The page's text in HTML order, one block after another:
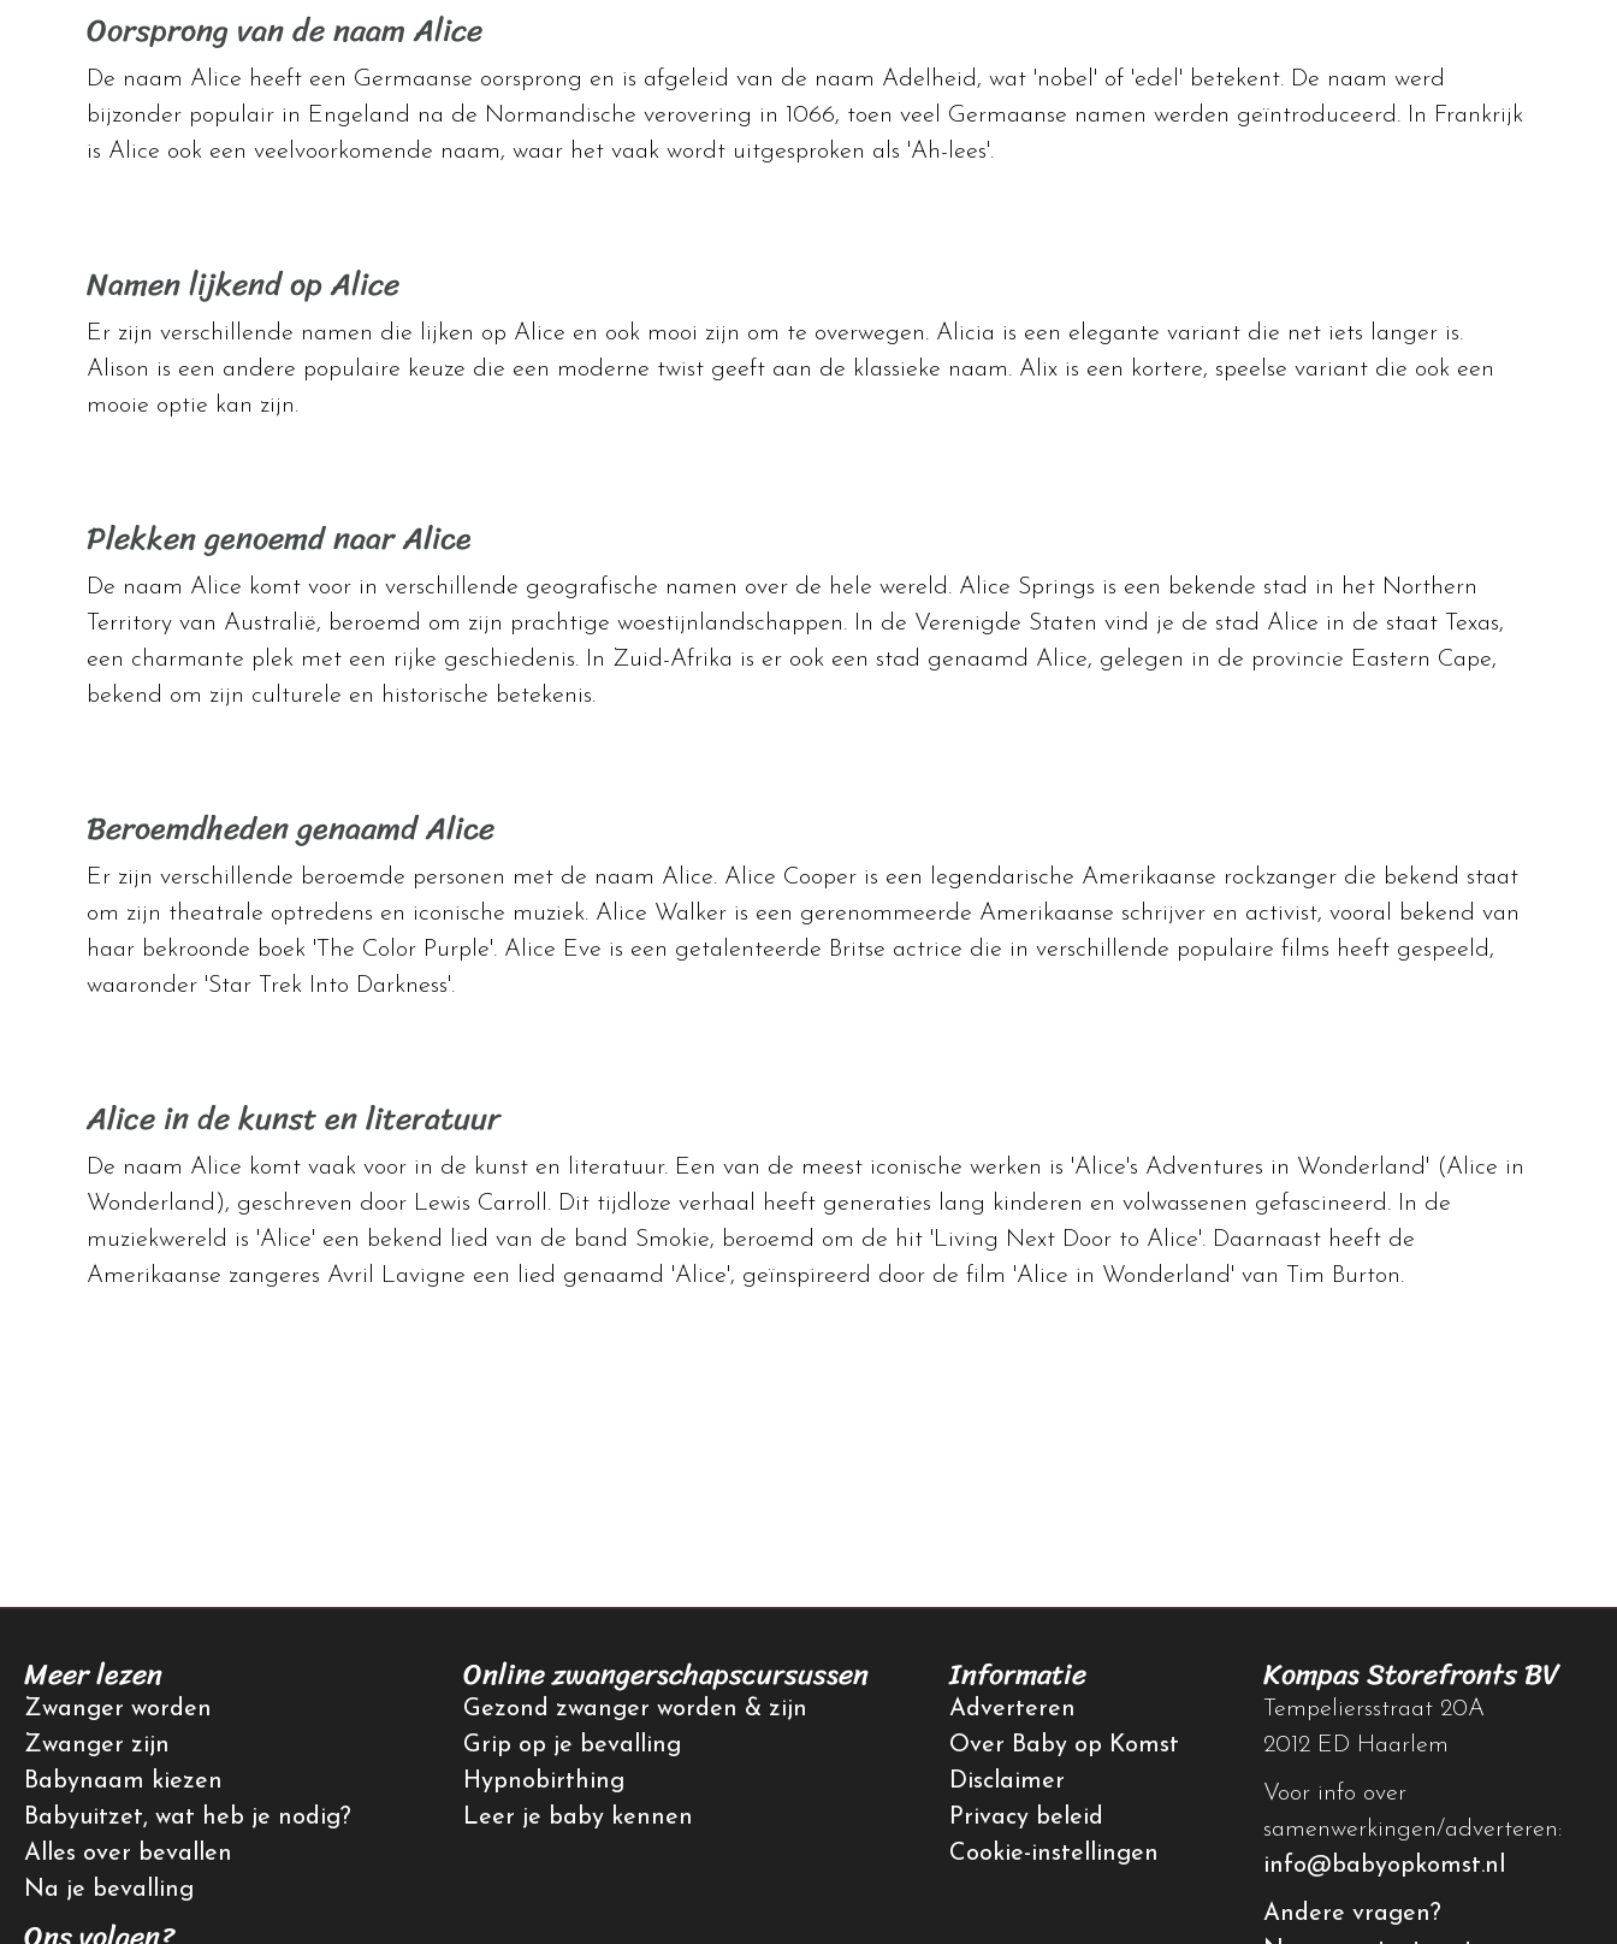
Oorsprong van de naam Alice
De naam Alice heeft een Germaanse oorsprong en is afgeleid van de naam Adelheid, wat 'nobel' of 'edel' betekent. De naam werd
bijzonder populair in Engeland na de Normandische verovering in 1066, toen veel Germaanse namen werden geïntroduceerd. In Frankrijk
is Alice ook een veelvoorkomende naam, waar het vaak wordt uitgesproken als 'Ah-lees'.
Namen lijkend op Alice
Er zijn verschillende namen die lijken op Alice en ook mooi zijn om te overwegen. Alicia is een elegante variant die net iets langer is.
Alison is een andere populaire keuze die een moderne twist geeft aan de klassieke naam. Alix is een kortere, speelse variant die ook een
mooie optie kan zijn.
Plekken genoemd naar Alice
De naam Alice komt voor in verschillende geografische namen over de hele wereld. Alice Springs is een bekende stad in het Northern
Territory van Australië, beroemd om zijn prachtige woestijnlandschappen. In de Verenigde Staten vind je de stad Alice in de staat Texas,
een charmante plek met een rijke geschiedenis. In Zuid-Afrika is er ook een stad genaamd Alice, gelegen in de provincie Eastern Cape,
bekend om zijn culturele en historische betekenis.
Beroemdheden genaamd Alice
Er zijn verschillende beroemde personen met de naam Alice. Alice Cooper is een legendarische Amerikaanse rockzanger die bekend staat
om zijn theatrale optredens en iconische muziek. Alice Walker is een gerenommeerde Amerikaanse schrijver en activist, vooral bekend van
haar bekroonde boek 'The Color Purple'. Alice Eve is een getalenteerde Britse actrice die in verschillende populaire films heeft gespeeld,
waaronder 'Star Trek Into Darkness'.
Alice in de kunst en literatuur
De naam Alice komt vaak voor in de kunst en literatuur. Een van de meest iconische werken is 'Alice's Adventures in Wonderland' (Alice in
Wonderland), geschreven door Lewis Carroll. Dit tijdloze verhaal heeft generaties lang kinderen en volwassenen gefascineerd. In de
muziekwereld is 'Alice' een bekend lied van de band Smokie, beroemd om de hit 'Living Next Door to Alice'. Daarnaast heeft de
Amerikaanse zangeres Avril Lavigne een lied genaamd 'Alice', geïnspireerd door de film 'Alice in Wonderland' van Tim Burton.
Meer lezen
Zwanger worden
Zwanger zijn
Babynaam kiezen
Babyuitzet, wat heb je nodig?
Alles over bevallen
Na je bevalling
Online zwangerschapscursussen
Gezond zwanger worden & zijn
Grip op je bevalling
Hypnobirthing
Leer je baby kennen
Informatie
Adverteren
Over Baby op Komst
Disclaimer
Privacy beleid
Cookie-instellingen
Kompas Storefronts BV
Tempeliersstraat 20A
2012 ED Haarlem
Voor info over
samenwerkingen/adverteren:
info@babyopkomst.nl
Andere vragen?